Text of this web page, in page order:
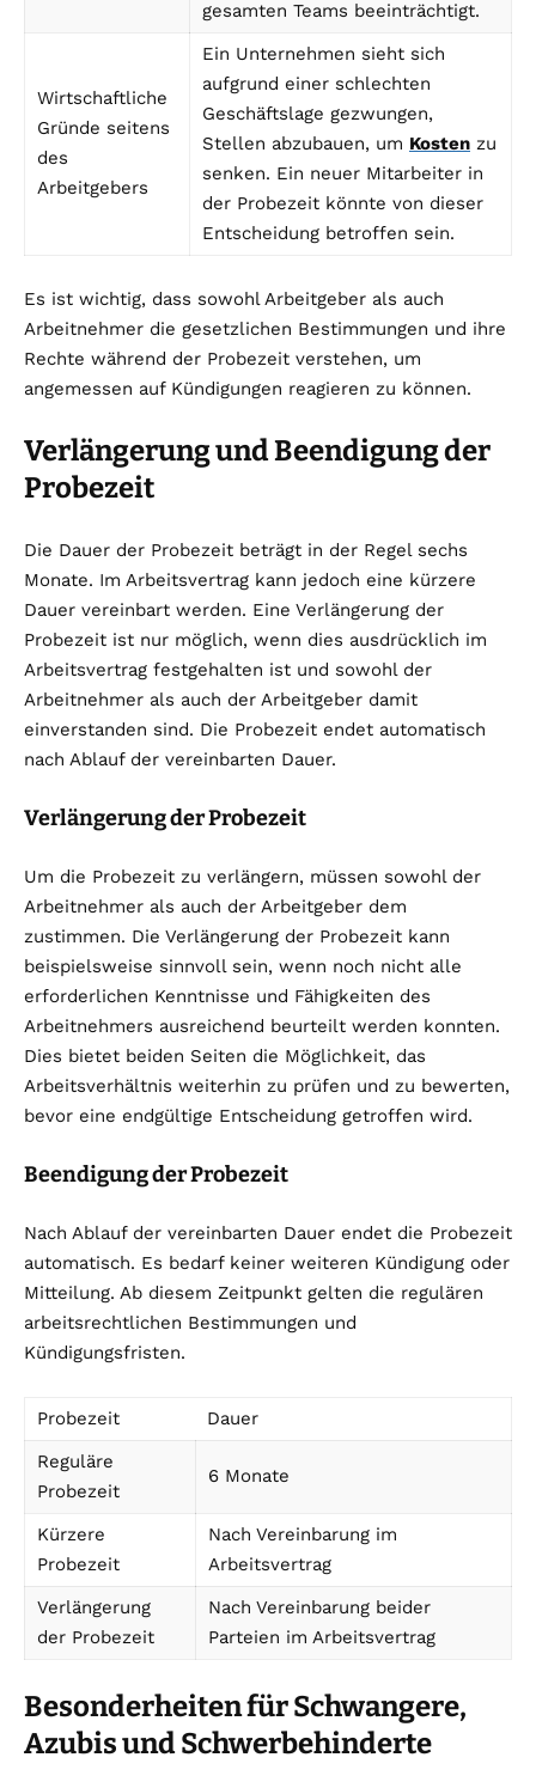
gesamten Teams beeinträchtigt.
Wirtschaftliche
Gründe seitens
des
Arbeitgebers
Ein Unternehmen sieht sich
aufgrund einer schlechten
Geschäftslage gezwungen,
Stellen abzubauen, um Kosten zu
senken. Ein neuer Mitarbeiter in
der Probezeit könnte von dieser
Entscheidung betroffen sein.
Es ist wichtig, dass sowohl Arbeitgeber als auch
Arbeitnehmer die gesetzlichen Bestimmungen und ihre
Rechte während der Probezeit verstehen, um
angemessen auf Kündigungen reagieren zu können.
Verlängerung und Beendigung der
Probezeit
Die Dauer der Probezeit beträgt in der Regel sechs
Monate. Im Arbeitsvertrag kann jedoch eine kürzere
Dauer vereinbart werden. Eine Verlängerung der
Probezeit ist nur möglich, wenn dies ausdrücklich im
Arbeitsvertrag festgehalten ist und sowohl der
Arbeitnehmer als auch der Arbeitgeber damit
einverstanden sind. Die Probezeit endet automatisch
nach Ablauf der vereinbarten Dauer.
Verlängerung der Probezeit
Um die Probezeit zu verlängern, müssen sowohl der
Arbeitnehmer als auch der Arbeitgeber dem
zustimmen. Die Verlängerung der Probezeit kann
beispielsweise sinnvoll sein, wenn noch nicht alle
erforderlichen Kenntnisse und Fähigkeiten des
Arbeitnehmers ausreichend beurteilt werden konnten.
Dies bietet beiden Seiten die Möglichkeit, das
Arbeitsverhältnis weiterhin zu prüfen und zu bewerten,
bevor eine endgültige Entscheidung getroffen wird.
Beendigung der Probezeit
Nach Ablauf der vereinbarten Dauer endet die Probezeit
automatisch. Es bedarf keiner weiteren Kündigung oder
Mitteilung. Ab diesem Zeitpunkt gelten die regulären
arbeitsrechtlichen Bestimmungen und
Kündigungsfristen.
Probezeit
Dauer
Reguläre
Probezeit
6 Monate
Kürzere
Probezeit
Nach Vereinbarung im
Arbeitsvertrag
Verlängerung
der Probezeit
Nach Vereinbarung beider
Parteien im Arbeitsvertrag
Besonderheiten für Schwangere,
Azubis und Schwerbehinderte